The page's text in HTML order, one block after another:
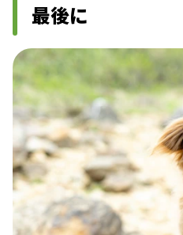
最後に